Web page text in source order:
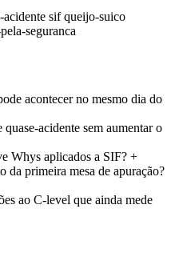
acidente sifqueijo-suico
seguranca
acontecer no mesmo dia do
acidente sem aumentar o
Whys aplicados a SIF?+
da primeira mesa de apuração?
ao C-level que ainda mede